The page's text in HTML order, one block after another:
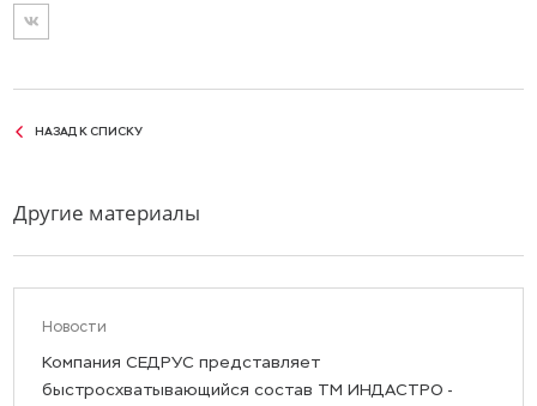
НАЗАД К СПИСКУ
Другие материалы
Новости
Компания СЕДРУС представляет
быстросхватывающийся состав ТМ ИНДАСТРО -